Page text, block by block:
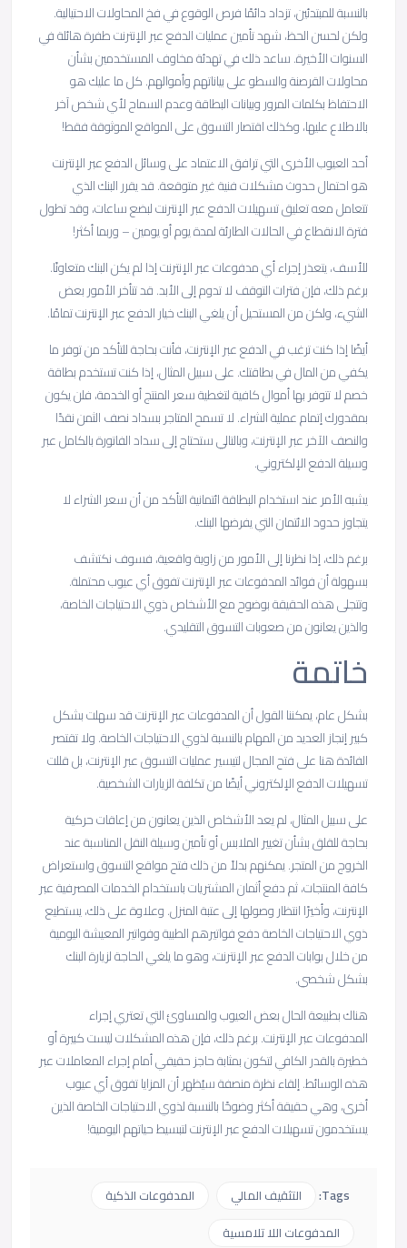
بالنسبة للمبتدئين، تزداد دائمًا فرص الوقوع في فخ المحاولات الاحتيالية.
ولكن لحسن الحظ، شهد تأمين عمليات الدفع عبر الإنترنت طفرة هائلة في
السنوات الأخيرة. ساعد ذلك في تهدئة مخاوف المستخدمين بشأن
محاولات القرصنة والسطو على بياناتهم وأموالهم. كل ما عليك هو
الاحتفاظ بكلمات المرور وبيانات البطاقة وعدم السماح لأي شخص آخر
بالاطلاع عليها، وكذلك اقتصار التسوق على المواقع الموثوقة فقط!
أحد العيوب الأخرى التي ترافق الاعتماد على وسائل الدفع عبر الإنترنت
هو احتمال حدوث مشكلات فنية غير متوقعة. قد يقرر البنك الذي
تتعامل معه تعليق تسهيلات الدفع عبر الإنترنت لبضع ساعات، وقد تطول
فترة الانقطاع في الحالات الطارئة لمدة يوم أو يومين – وربما أكثر!
للأسف، يتعذر إجراء أي مدفوعات عبر الإنترنت إذا لم يكن البنك متعاونًا.
برغم ذلك، فإن فترات التوقف لا تدوم إلى الأبد. قد تتأخر الأمور بعض
الشيء، ولكن من المستحيل أن يلغي البنك خيار الدفع عبر الإنترنت تمامًا.
أيضًا إذا كنت ترغب في الدفع عبر الإنترنت، فأنت بحاجة للتأكد من توفر ما
يكفي من المال في بطاقتك. على سبيل المثال، إذا كنت تستخدم بطاقة
خصم لا تتوفر بها أموال كافية لتغطية سعر المنتج أو الخدمة، فلن يكون
بمقدورك إتمام عملية الشراء. لا تسمح المتاجر بسداد نصف الثمن نقدًا
والنصف الآخر عبر الإنترنت، وبالتالي ستحتاج إلى سداد الفاتورة بالكامل عبر
وسيلة الدفع الإلكتروني.
يشبه الأمر عند استخدام البطاقة ائتمانية التأكد من أن سعر الشراء لا
يتجاوز حدود الائتمان التي يفرضها البنك.
برغم ذلك، إذا نظرنا إلى الأمور من زاوية واقعية، فسوف نكتشف
بسهولة أن فوائد المدفوعات عبر الإنترنت تفوق أي عيوب محتملة.
وتتجلى هذه الحقيقة بوضوح مع الأشخاص ذوي الاحتياجات الخاصة،
والذين يعانون من صعوبات التسوق التقليدي.
خاتمة
بشكل عام، يمكننا القول أن المدفوعات عبر الإنترنت قد سهلت بشكل
كبير إنجاز العديد من المهام بالنسبة لذوي الاحتياجات الخاصة. ولا تقتصر
الفائدة هنا على فتح المجال لتيسير عمليات التسوق عبر الإنترنت، بل قللت
تسهيلات الدفع الإلكتروني أيضًا من تكلفة الزيارات الشخصية.
على سبيل المثال، لم يعد الأشخاص الذين يعانون من إعاقات حركية
بحاجة للقلق بشأن تغيير الملابس أو تأمين وسيلة النقل المناسبة عند
الخروج من المتجر. يمكنهم بدلاً من ذلك فتح مواقع التسوق واستعراض
كافة المنتجات، ثم دفع أثمان المشتريات باستخدام الخدمات المصرفية عبر
الإنترنت، وأخيرًا انتظار وصولها إلى عتبة المنزل. وعلاوة على ذلك، يستطيع
ذوي الاحتياجات الخاصة دفع فواتيرهم الطبية وفواتير المعيشة اليومية
من خلال بوابات الدفع عبر الإنترنت، وهو ما يلغي الحاجة لزيارة البنك
بشكل شخصي.
هناك بطبيعة الحال بعض العيوب والمساوئ التي تعتري إجراء
المدفوعات عبر الإنترنت. برغم ذلك، فإن هذه المشكلات ليست كبيرة أو
خطيرة بالقدر الكافي لتكون بمثابة حاجز حقيقي أمام إجراء المعاملات عبر
هذه الوسائط. إلقاء نظرة منصفة سيُظهر أن المزايا تفوق أي عيوب
أخرى، وهي حقيقة أكثر وضوحًا بالنسبة لذوي الاحتياجات الخاصة الذين
يستخدمون تسهيلات الدفع عبر الإنترنت لتبسيط حياتهم اليومية!
Tags: التثقيف المالي
المدفوعات الذكية
المدفوعات اللا تلامسية